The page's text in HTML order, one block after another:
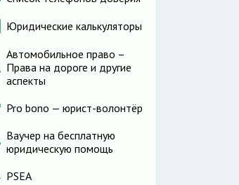
Юридические калькуляторы
Автомобильное право –
Права на дороге и другие
аспекты
Pro bono — юрист-волонтёр
Ваучер на бесплатную
юридическую помощь
PSEA